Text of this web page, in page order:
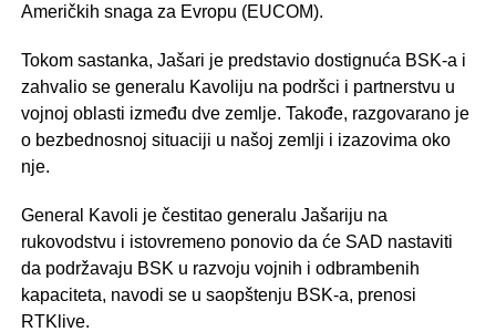
Američkih snaga za Evropu (EUCOM).
Tokom sastanka, Jašari je predstavio dostignuća BSK-a i
zahvalio se generalu Kavoliju na podršci i partnerstvu u
vojnoj oblasti između dve zemlje. Takođe, razgovarano je
o bezbednosnoj situaciji u našoj zemlji i izazovima oko
nje.
General Kavoli je čestitao generalu Jašariju na
rukovodstvu i istovremeno ponovio da će SAD nastaviti
da podržavaju BSK u razvoju vojnih i odbrambenih
kapaciteta, navodi se u saopštenju BSK-a, prenosi
RTKlive.